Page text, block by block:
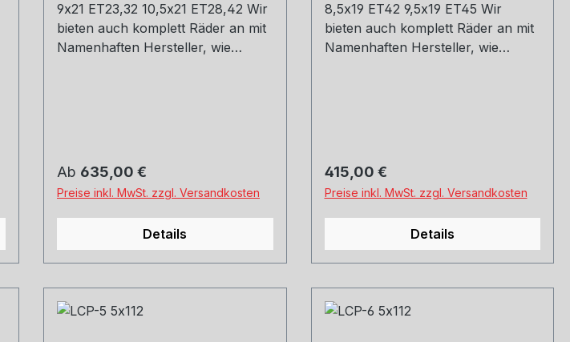
9x21 ET23,32 10,5x21 ET28,42 Wir
bieten auch komplett Räder an mit
Namenhaften Hersteller, wie
Regulärer Preis:
Ab 635,00 €
Preise inkl. MwSt. zzgl. Versandkosten
Details
8,5x19 ET42 9,5x19 ET45 Wir
bieten auch komplett Räder an mit
Namenhaften Hersteller, wie
Regulärer Preis:
415,00 €
Preise inkl. MwSt. zzgl. Versandkosten
Details